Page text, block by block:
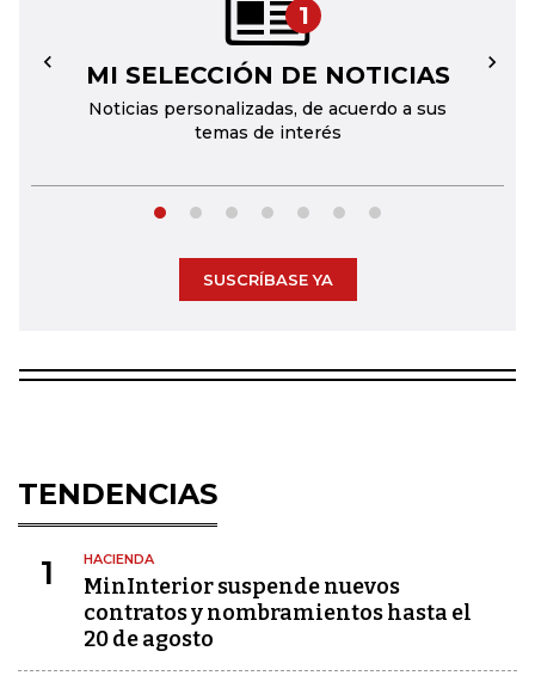
1
MI SELECCIÓN DE NOTICIAS
Noticias personalizadas, de acuerdo a sus
temas de interés
← →
SUSCRÍBASE YA
TENDENCIAS
1 HACIENDA
MinInterior suspende nuevos
contratos y nombramientos hasta el
20 de agosto